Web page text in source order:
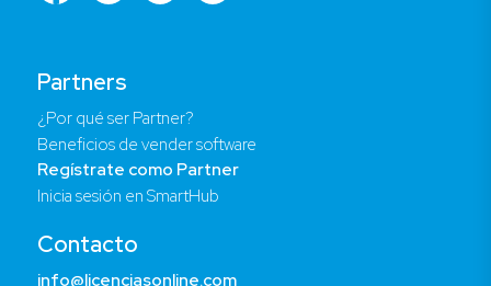
Partners
¿Por qué ser Partner?
Beneficios de vender software
Regístrate como Partner
Inicia sesión en SmartHub
Contacto
info@licenciasonline.com